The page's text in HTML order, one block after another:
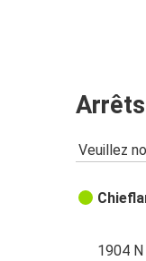
Veuillez
1904